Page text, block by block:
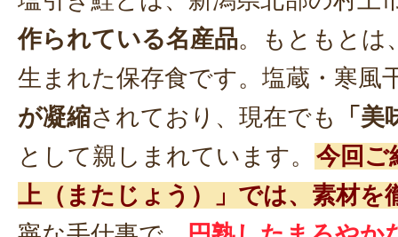
作られている名産品。もともとは
生まれた保存食です。塩蔵・寒風
が凝縮されており、現在でも
「
として親しまれています。 今回ご
上（またじょう）」では、素材を